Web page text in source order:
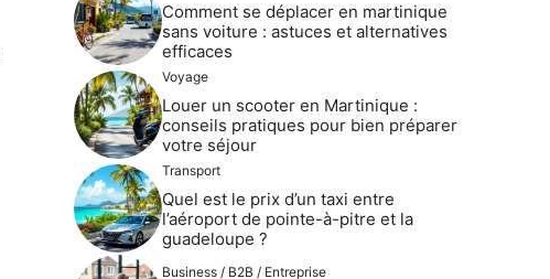
Comment se déplacer en martinique
sans voiture : astuces et alternatives
efficaces
Voyage
Louer un scooter en Martinique :
conseils pratiques pour bien préparer
votre séjour
Transport
Quel est le prix d’un taxi entre
l’aéroport de pointe-à-pitre et la
guadeloupe ?
Business / B2B / Entreprise